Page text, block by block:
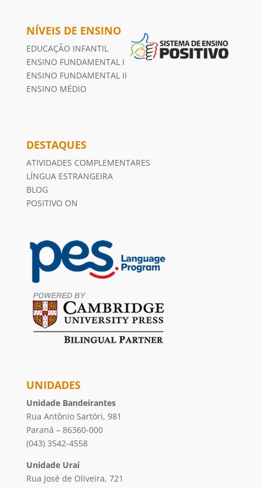
NÍVEIS DE ENSINO
EDUCAÇÃO INFANTIL
ENSINO FUNDAMENTAL I
ENSINO FUNDAMENTAL II
ENSINO MÉDIO
DESTAQUES
ATIVIDADES COMPLEMENTARES
LÍNGUA ESTRANGEIRA
BLOG
POSITIVO ON
UNIDADES
Unidade Bandeirantes
Rua Antônio Sartóri, 981
Paraná – 86360-000
(043) 3542-4558
Unidade Uraí
Rua José de Oliveira, 721